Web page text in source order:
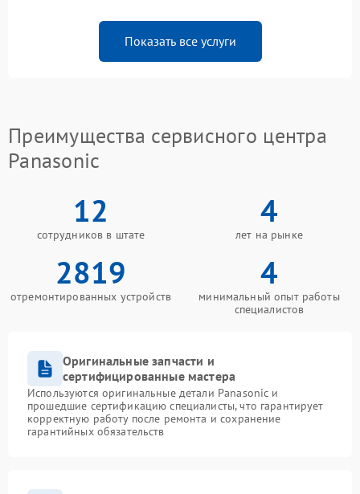
Показать все услуги
Преимущества сервисного центра
Panasonic
12
сотрудников в штате
4
лет на рынке
2819
отремонтированных устройств
4
минимальный опыт работы
специалистов
Оригинальные запчасти и
сертифицированные мастера
Используются оригинальные детали Panasonic и
прошедшие сертификацию специалисты, что гарантирует
корректную работу после ремонта и сохранение
гарантийных обязательств